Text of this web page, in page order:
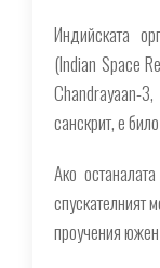
Индийската
(Indian Space
Chandrayaan-
санскрит, е
Ако
спускателният
проучения